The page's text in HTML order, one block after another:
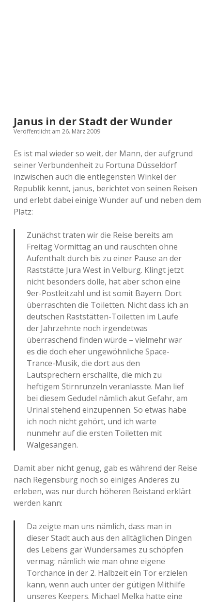
Janus in der Stadt der Wunder
Veröffentlicht am 26. März 2009
Es ist mal wieder so weit, der Mann, der aufgrund
seiner Verbundenheit zu Fortuna Düsseldorf
inzwischen auch die entlegensten Winkel der
Republik kennt, janus, berichtet von seinen Reisen
und erlebt dabei einige Wunder auf und neben dem
Platz:
Zunächst traten wir die Reise bereits am
Freitag Vormittag an und rauschten ohne
Aufenthalt durch bis zu einer Pause an der
Raststätte Jura West in Velburg. Klingt jetzt
nicht besonders dolle, hat aber schon eine
9er-Postleitzahl und ist somit Bayern. Dort
überraschten die Toiletten. Nicht dass ich an
deutschen Raststätten-Toiletten im Laufe
der Jahrzehnte noch irgendetwas
überraschend finden würde – vielmehr war
es die doch eher ungewöhnliche Space-
Trance-Musik, die dort aus den
Lautsprechern erschallte, die mich zu
heftigem Stirnrunzeln veranlasste. Man lief
bei diesem Gedudel nämlich akut Gefahr, am
Urinal stehend einzupennen. So etwas habe
ich noch nicht gehört, und ich warte
nunmehr auf die ersten Toiletten mit
Walgesängen.
Damit aber nicht genug, gab es während der Reise
nach Regensburg noch so einiges Anderes zu
erleben, was nur durch höheren Beistand erklärt
werden kann:
Da zeigte man uns nämlich, dass man in
dieser Stadt auch aus den alltäglichen Dingen
des Lebens gar Wundersames zu schöpfen
vermag: nämlich wie man ohne eigene
Torchance in der 2. Halbzeit ein Tor erzielen
kann, wenn auch unter der gütigen Mithilfe
unseres Keepers. Michael Melka hatte eine